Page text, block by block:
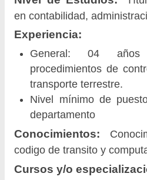
en contabilidad,
Experiencia:
General: 04
procedimientos de
transporte terrestre.
Nivel mínimo de
departamento
Conocimientos:
codigo de transito y
Cursos y/o